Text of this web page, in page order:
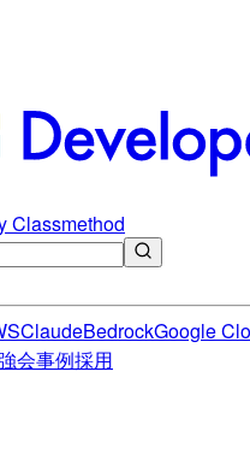
Classmethod
ClaudeBedrockGoogle
会事例採用